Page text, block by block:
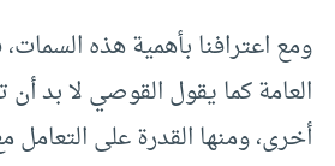
ومع اعترافنا بأهمية هذه
العامة كما يقول القوصي لا بد
أخرى، ومنها القدرة على التعامل